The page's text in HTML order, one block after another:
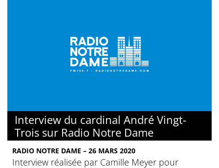
Interview du cardinal André Vingt-
Trois sur Radio Notre Dame
RADIO NOTRE DAME – 26 MARS 2020
Interview réalisée par Camille Meyer pour